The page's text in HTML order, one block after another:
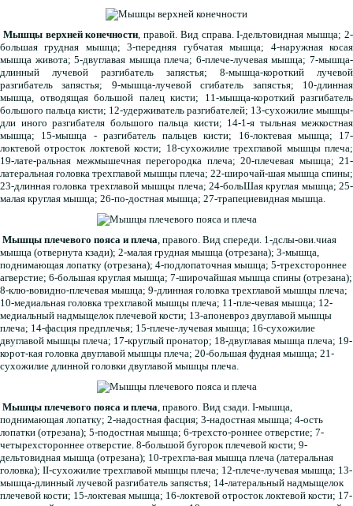
Мышцы верхней конечности, правой. Вид справа. I-дельтовидная мышца; 2-
большая грудная мышца; 3-передняя губчатая мышца; 4-наружная косая
мышца живота; 5-двуглавая мышца плеча; 6-плече-лучевая мышца; 7-мышца-
длинный лучевой разгибатель запястья; 8-мышца-короткий лучевой
разгибатель запястья; 9-мышца-лучевой сгибатель запястья; 10-длинная
мышца, отводящая большой палец кисти; 11-мышца-короткий разгибатель
большого пальца кисти; 12-удерживатель разгибателей; 13-сухожилие мышцы-
дли иного разгибателя большого пальца кисти; 14-1-я тыльная межкостная
мышца; 15-мышца - разгибатель пальцев кисти; 16-локтевая мышца; 17-
локтевой отросток локтевой кости; 18-сухожилие трехглавой мышцы плеча;
19-лате-ральная межмышечная перегородка плеча; 20-плечевая мышца; 21-
латеральная головка трехглавой мышцы плеча; 22-широчай-шая мышца спины;
23-длинная головка трехглавой мышцы плеча; 24-больШая круглая мышца; 25-
малая круглая мышца; 26-по-достная мышца; 27-трапециевидная мышца.
Мышцы плечевого пояса и плеча, правого. Вид спереди. 1-дслы-ови.чиая
мышца (отвернута кзади); 2-малая грудная мышца (отрезана); 3-мышца,
поднимающая лопатку (отрезана); 4-подлопаточная мышца; 5-трехстороннее
агверстие; 6-большая круглая мышца; 7-широчайшая мышца спины (отрезана);
8-клю-вовидно-плечевая мышца; 9-длинная головка трехглавой мышцы плеча;
10-медиальная головка трехглавой мышцы плеча; 11-пле-чевая мышца; 12-
медиальный надмыщелок плечевой кости; 13-апоневроз двуглавой мышцы
плеча; 14-фасция предплечья; 15-плече-лучевая мышца; 16-сухожилие
двуглавой мышцы плеча; 17-круглый пронатор; 18-двуглавая мышца плеча; 19-
корот-кая головка двуглавой мышцы плеча; 20-большая фудная мышца; 21-
сухожилие длинной головки двуглавой мышцы плеча.
Мышцы плечевого пояса и плеча, правого. Вид сзади. I-мышца,
поднимающая лопатку; 2-надостная фасция; 3-надостная мышца; 4-ость
лопатки (отрезана); 5-подостная мышца; 6-трехсто-роннее отверстие; 7-
четырехстороннее отверстие. 8-большой бугорок плечевой кости; 9-
дельтовидная мышца (отрезана); 10-трехгла-вая мышца плеча (латеральная
головка); II-сухожилие трехглавой мышцы плеча; 12-плече-лучевая мышца; 13-
мышца-длинный лучевой разгибатель запястья; 14-латеральный надмыщелок
плечевой кости; 15-локтевая мышца; 16-локтевой отросток локтевой кости; 17-